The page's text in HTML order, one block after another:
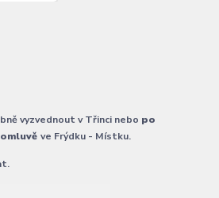
vyzvednout v Třinci nebo po
ve Frýdku - Místku.